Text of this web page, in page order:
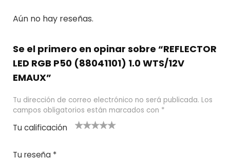
Aún no hay reseñas.
Se el primero en opinar sobre “REFLECTOR
LED RGB P50 (88041101) 1.0 WTS/12V
EMAUX”
Tu dirección de correo electrónico no será publicada. Los
campos obligatorios están marcados con *
Tu calificación
Tu reseña *